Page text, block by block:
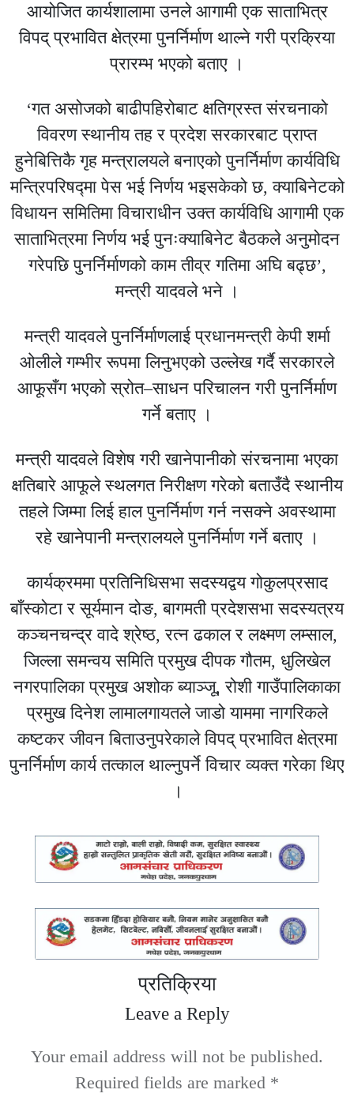
आयोजित कार्यशालामा उनले आगामी एक साताभित्र
विपद् प्रभावित क्षेत्रमा पुनर्निर्माण थाल्ने गरी प्रक्रिया
प्रारम्भ भएको बताए ।
‘गत असोजको बाढीपहिरोबाट क्षतिग्रस्त संरचनाको
विवरण स्थानीय तह र प्रदेश सरकारबाट प्राप्त
हुनेबित्तिकै गृह मन्त्रालयले बनाएको पुनर्निर्माण कार्यविधि
मन्त्रिपरिषद्मा पेस भई निर्णय भइसकेको छ, क्याबिनेटको
विधायन समितिमा विचाराधीन उक्त कार्यविधि आगामी एक
साताभित्रमा निर्णय भई पुनःक्याबिनेट बैठकले अनुमोदन
गरेपछि पुनर्निर्माणको काम तीव्र गतिमा अघि बढ्छ’,
मन्त्री यादवले भने ।
मन्त्री यादवले पुनर्निर्माणलाई प्रधानमन्त्री केपी शर्मा
ओलीले गम्भीर रूपमा लिनुभएको उल्लेख गर्दै सरकारले
आफूसँग भएको स्रोत–साधन परिचालन गरी पुनर्निर्माण
गर्ने बताए ।
मन्त्री यादवले विशेष गरी खानेपानीको संरचनामा भएका
क्षतिबारे आफूले स्थलगत निरीक्षण गरेको बताउँदै स्थानीय
तहले जिम्मा लिई हाल पुनर्निर्माण गर्न नसक्ने अवस्थामा
रहे खानेपानी मन्त्रालयले पुनर्निर्माण गर्ने बताए ।
कार्यक्रममा प्रतिनिधिसभा सदस्यद्वय गोकुलप्रसाद
बाँस्कोटा र सूर्यमान दोङ, बागमती प्रदेशसभा सदस्यत्रय
कञ्चनचन्द्र वादे श्रेष्ठ, रत्न ढकाल र लक्ष्मण लम्साल,
जिल्ला समन्वय समिति प्रमुख दीपक गौतम, धुलिखेल
नगरपालिका प्रमुख अशोक ब्याञ्जू, रोशी गाउँपालिकाका
प्रमुख दिनेश लामालगायतले जाडो याममा नागरिकले
कष्टकर जीवन बिताउनुपरेकाले विपद् प्रभावित क्षेत्रमा
पुनर्निर्माण कार्य तत्काल थाल्नुपर्ने विचार व्यक्त गरेका थिए
।
प्रतिक्रिया
Leave a Reply
Your email address will not be published.
Required fields are marked *